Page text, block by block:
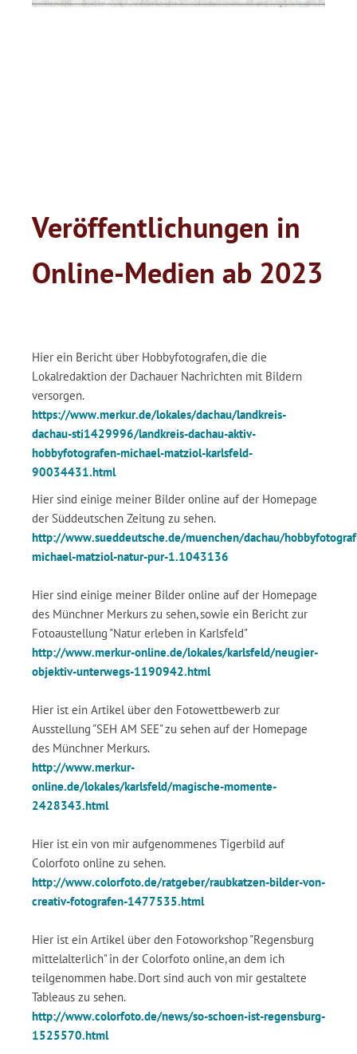
Veröffentlichungen in
Online-Medien ab 2023
Hier ein Bericht über Hobbyfotografen, die die
Lokalredaktion der Dachauer Nachrichten mit Bildern
versorgen.
https://www.merkur.de/lokales/dachau/landkreis-
dachau-sti1429996/landkreis-dachau-aktiv-
hobbyfotografen-michael-matziol-karlsfeld-
90034431.html
Hier sind einige meiner Bilder online auf der Homepage
der Süddeutschen Zeitung zu sehen.
http://www.sueddeutsche.de/muenchen/dachau/
michael-matziol-natur-pur-1.1043136
Hier sind einige meiner Bilder online auf der Homepage
des Münchner Merkurs zu sehen, sowie ein Bericht zur
Fotoaustellung "Natur erleben in Karlsfeld"
http://www.merkur-online.de/lokales/karlsfeld/neugier-
objektiv-unterwegs-1190942.html
Hier ist ein Artikel über den Fotowettbewerb zur
Ausstellung "SEH AM SEE" zu sehen auf der Homepage
des Münchner Merkurs.
http://www.merkur-
online.de/lokales/karlsfeld/magische-momente-
2428343.html
Hier ist ein von mir aufgenommenes Tigerbild auf
Colorfoto online zu sehen.
http://www.colorfoto.de/ratgeber/raubkatzen-bilder-von-
creativ-fotografen-1477535.html
Hier ist ein Artikel über den Fotoworkshop "Regensburg
mittelalterlich" in der Colorfoto online, an dem ich
teilgenommen habe. Dort sind auch von mir gestaltete
Tableaus zu sehen.
http://www.colorfoto.de/news/so-schoen-ist-regensburg-
1525570.html